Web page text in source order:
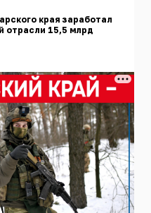
края заработал
отрасли 15,5 млрд